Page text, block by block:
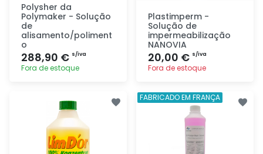
Polysher da
Polymaker - Solução
de
alisamento/poliment
o
288,90 € s/iva
Fora de estoque
rapidamente
Plastimperm -
Solução de
impermeabilização
NANOVIA
20,00 € s/iva
Fora de estoque
Adicionar
rapidamente
FABRICADO EM FRANÇA